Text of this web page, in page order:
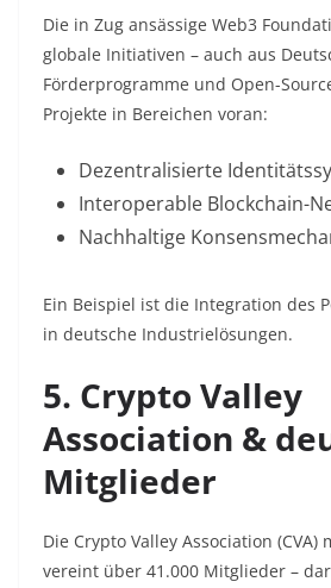
Die in Zug ansässige Web3
globale Initiativen – auch aus
Förderprogramme und Open-
Projekte in Bereichen voran:
Dezentralisierte
Interoperable Blockchain-
Nachhaltige
Ein Beispiel ist die Integration des
in deutsche Industrielösungen.
5. Crypto Valley
Association &
Mitglieder
Die Crypto Valley Association (CVA)
vereint über 41.000 Mitglieder –